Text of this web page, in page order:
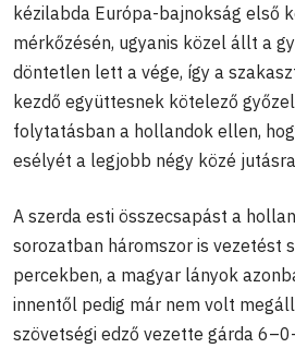
kézilabda Európa-bajnokság első
mérkőzésén, ugyanis közel állt a
döntetlen lett a vége, így a
kezdő együttesnek kötelező
folytatásban a hollandok ellen,
esélyét a legjobb négy közé
A szerda esti összecsapást a
sorozatban háromszor is vezetést
percekben, a magyar lányok
innentől pedig már nem volt
szövetségi edző vezette gárda